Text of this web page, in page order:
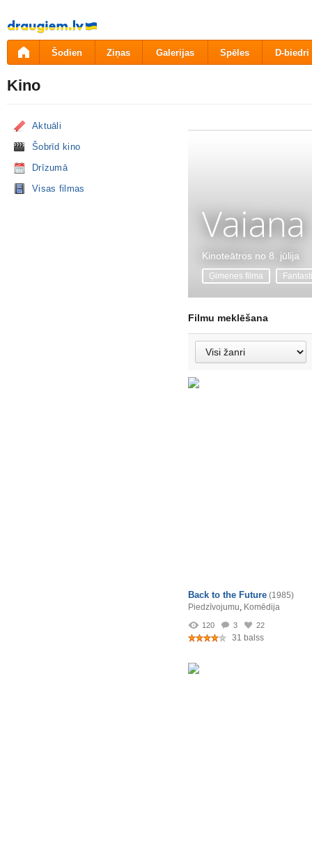
Pāriet
uz
saturu
Šodien Ziņas Galerijas Spēles D-biedri
Kino
Aktuāli
Šobrīd kino
Drīzumā
Visas filmas
Vaiana
Kinoteātros no 8. jūlija
Ģimenes filma
Filmu meklēšana
Back to the Future (1985)
Piedzīvojumu, Komēdija
120 3 22
31 balss